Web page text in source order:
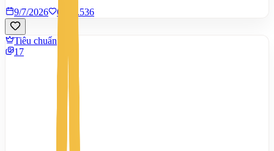
9/7/2026
0 1.536
Tiêu chuẩn
17